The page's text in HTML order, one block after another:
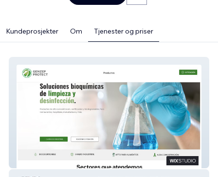
Kundeprosjekter Om Tjenester og priser